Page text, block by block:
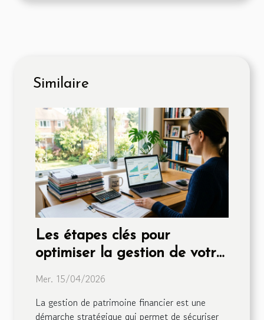
Similaire
Les étapes clés pour
optimiser la gestion de votre
patrimoine financier
Mer. 15/04/2026
La gestion de patrimoine financier est une
démarche stratégique qui permet de sécuriser